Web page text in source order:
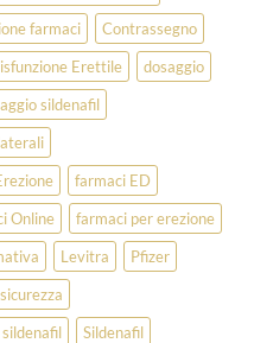
farmaci
Contrassegno
Erettile
dosaggio
sildenafil
farmaci ED
Online
farmaci per erezione
Levitra
Pfizer
sicurezza
Sildenafil